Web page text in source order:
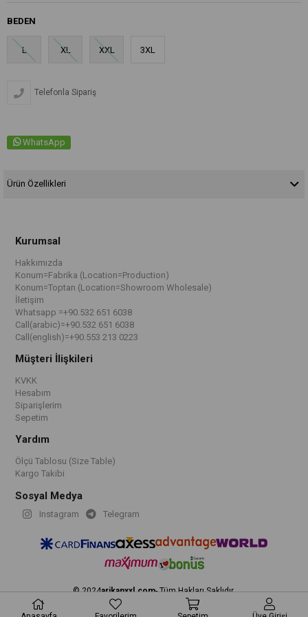
BEDEN
L XL XXL 3XL
Telefonla Sipariş
WhatsApp
Ürün Özellikleri
Kurumsal
Hakkımızda
Konum=Fabrika (Location=Production)
Konum=Toptan (Location=Showroom Wholesale)
İletişim
Whatsapp =+90.532 651 6038
Call(arabic)=+90.532 651 6038
Call(english)=+90.553 213 0223
Müşteri İlişkileri
KVKK
Hesabım
Siparişlerim
Sepetim
Yardım
Ölçü Tablosu (Size Table)
Kargo Takibi
Sosyal Medya
Instagram Telegram
© 2024arikanxxl.com- Tüm Hakları Saklıdır.